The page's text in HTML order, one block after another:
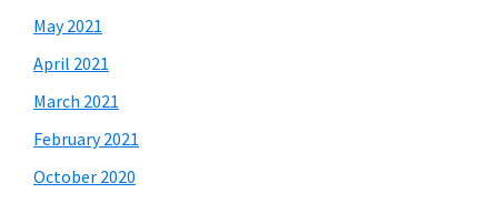
May 2021
April 2021
March 2021
February 2021
October 2020